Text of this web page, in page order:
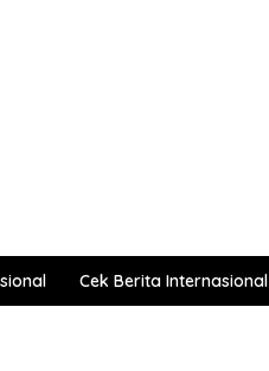
Cek Berita Internasional